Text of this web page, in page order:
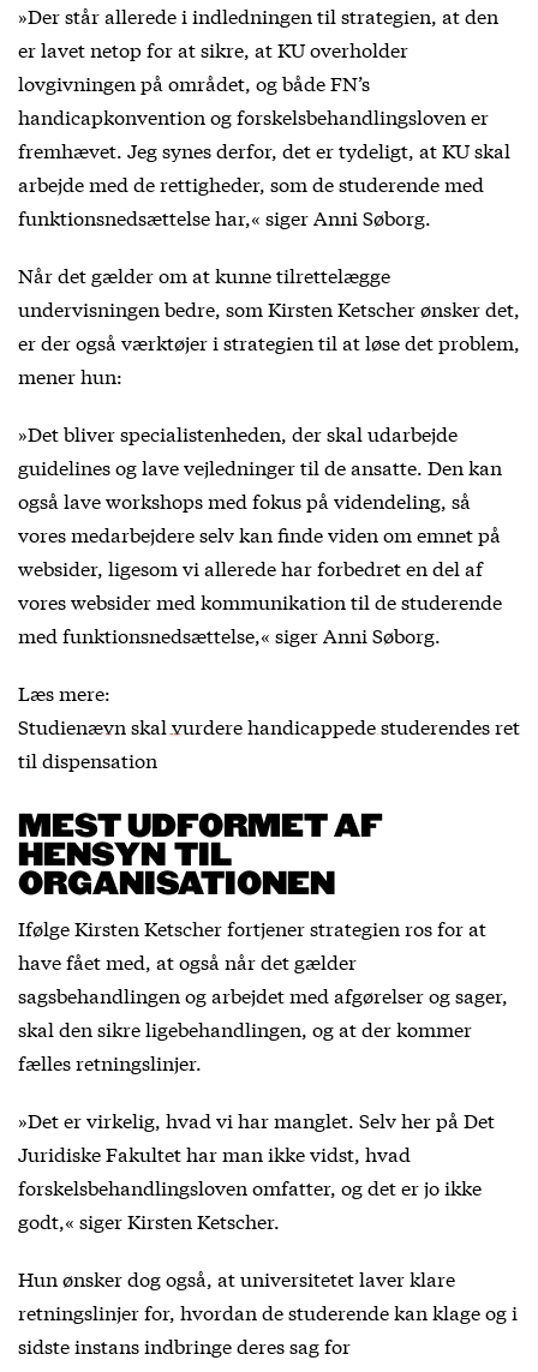
»Der står allerede i indledningen til strategien, at den
er lavet netop for at sikre, at KU overholder
lovgivningen på området, og både FN’s
handicapkonvention og forskelsbehandlingsloven er
fremhævet. Jeg synes derfor, det er tydeligt, at KU skal
arbejde med de rettigheder, som de studerende med
funktionsnedsættelse har,« siger Anni Søborg.
Når det gælder om at kunne tilrettelægge
undervisningen bedre, som Kirsten Ketscher ønsker det,
er der også værktøjer i strategien til at løse det problem,
mener hun:
»Det bliver specialistenheden, der skal udarbejde
guidelines og lave vejledninger til de ansatte. Den kan
også lave workshops med fokus på videndeling, så
vores medarbejdere selv kan finde viden om emnet på
websider, ligesom vi allerede har forbedret en del af
vores websider med kommunikation til de studerende
med funktionsnedsættelse,« siger Anni Søborg.
Læs mere:
Studienævn skal vurdere handicappede studerendes ret
til dispensation
MEST UDFORMET AF
HENSYN TIL
ORGANISATIONEN
Ifølge Kirsten Ketscher fortjener strategien ros for at
have fået med, at også når det gælder
sagsbehandlingen og arbejdet med afgørelser og sager,
skal den sikre ligebehandlingen, og at der kommer
fælles retningslinjer.
»Det er virkelig, hvad vi har manglet. Selv her på Det
Juridiske Fakultet har man ikke vidst, hvad
forskelsbehandlingsloven omfatter, og det er jo ikke
godt,« siger Kirsten Ketscher.
Hun ønsker dog også, at universitetet laver klare
retningslinjer for, hvordan de studerende kan klage og i
sidste instans indbringe deres sag for